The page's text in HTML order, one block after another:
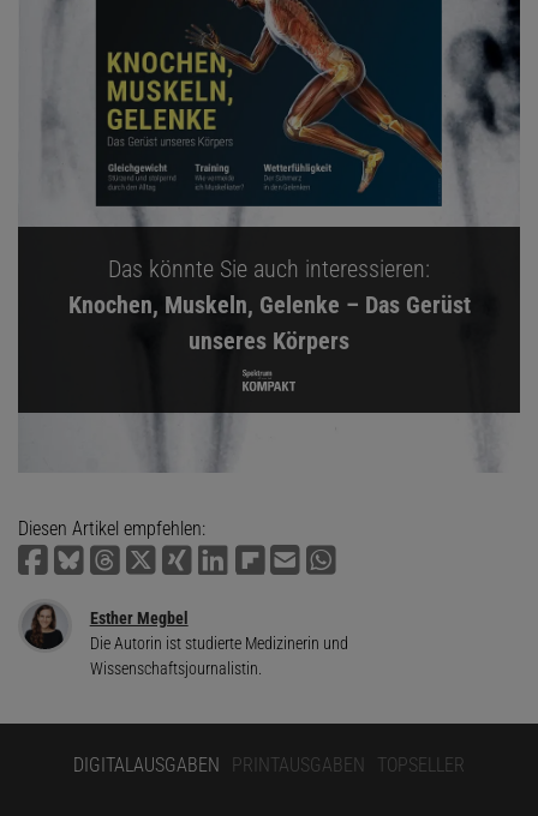
Das könnte Sie auch interessieren:
Knochen, Muskeln, Gelenke – Das Gerüst
unseres Körpers
Diesen Artikel empfehlen:
Esther Megbel
Die Autorin ist studierte Medizinerin und
Wissenschaftsjournalistin.
DIGITALAUSGABEN PRINTAUSGABEN TOPSELLER